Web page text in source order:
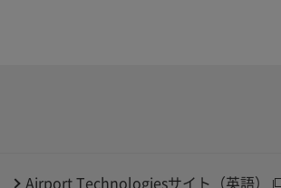
Airport Technologiesサイト（英語）